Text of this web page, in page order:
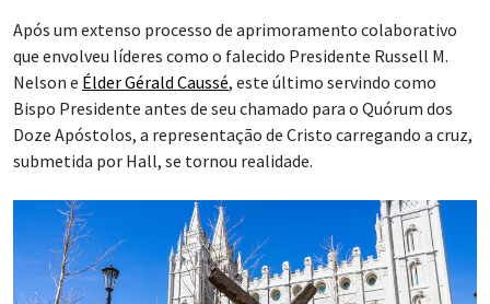
Após um extenso processo de aprimoramento colaborativo
que envolveu líderes como o falecido Presidente Russell M.
Nelson e Élder Gérald Caussé, este último servindo como
Bispo Presidente antes de seu chamado para o Quórum dos
Doze Apóstolos, a representação de Cristo carregando a cruz,
submetida por Hall, se tornou realidade.